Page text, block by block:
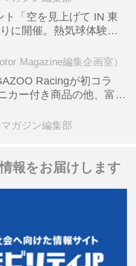
ト「空を見上げて IN 東
に開催。熱気球体験搭
Magazine編集企画室）
Racingが初コラ
カー付き商品の他、富士
どを展開
ガジン編集部
報をお届けします